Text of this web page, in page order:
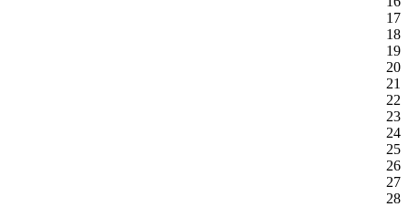
17
18
19
20
21
22
23
24
25
26
27
28